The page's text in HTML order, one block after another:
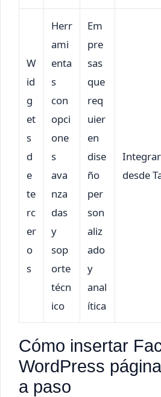
W
id
g
et
s
d
e
te
rc
er
o
s
Herr
ami
enta
s
con
opci
one
s
ava
nza
das
y
sop
orte
técn
ico
Em
pre
sas
que
req
uier
en
dise
ño
per
son
aliz
ado
y
anal
ítica
desde
Cómo insertar
WordPress
a paso